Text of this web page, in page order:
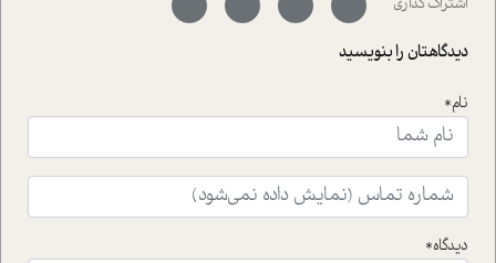
با رکاب زدن در بیش از هفتاد کشور و کاشتن درخت، به نماد
حمایت از محیط زیست و منابع طبیعی تبدیل گشته
است.فصل روایت اجنبی ها در این شماره به دو موضوع
ای که به زندگی شگفت انگیز جین گودال و تاثیرات کاوش های
ایشان در حوزه ی شامپانزه ها بر زندگی امروزی ما نگاهی
افکنده است.فصل اتاق 333 شما را پای صحبت یک تجربه ی
واقعی در ارتباط با اختلال شخصیت اسکزوئید و مشکلات و نیز
راهکارهای حل آن قرار می دهد که در اتاق درمان اتفاق افتاده
اشتراک گذاری
دیدگاهتان را بنویسید
نام*
دیدگاه*